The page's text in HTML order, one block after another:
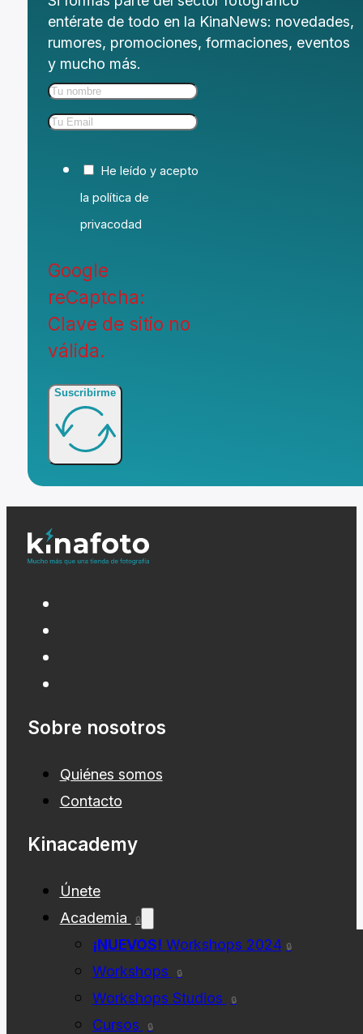
entérate de todo en la KinaNews: novedades,
rumores, promociones, formaciones, eventos
y mucho más.
He leído y acepto
la política de
privacodad
Google
reCaptcha:
Clave de sitio no
válida.
Suscribirme
Sobre nosotros
Quiénes somos
Contacto
Kinacademy
Únete
Academia
🔒
¡NUEVOS! Workshops 2024 🔒
Workshops 🔒
Workshops Studios 🔒
Cursos 🔒